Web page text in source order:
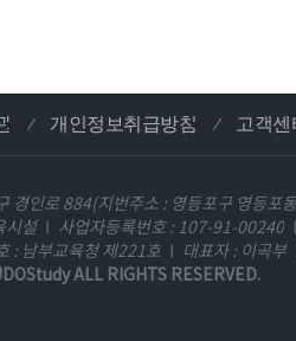
개인정보취급방침 고객센
경인로 884(지번주소 : 영등포구 영등포
시설
사업자등록번호 : 107-91-00240
: 남부교육청 제221호
대표자 : 이곡부
ALL RIGHTS RESERVED.